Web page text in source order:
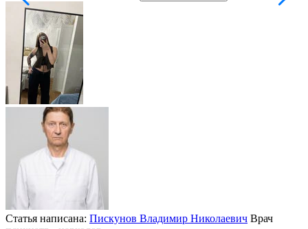
Статья написана: Пискунов Владимир Николаевич Врач